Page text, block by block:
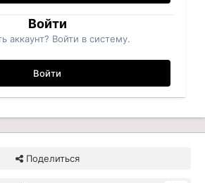
Войти
аккаунт? Войти в систему.
Войти
Поделиться